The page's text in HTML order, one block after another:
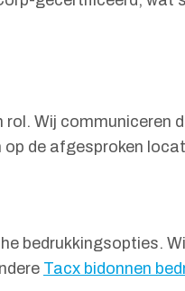
Wij communiceren
de afgesproken
bedrukkingsopties.
Tacx bidonnen